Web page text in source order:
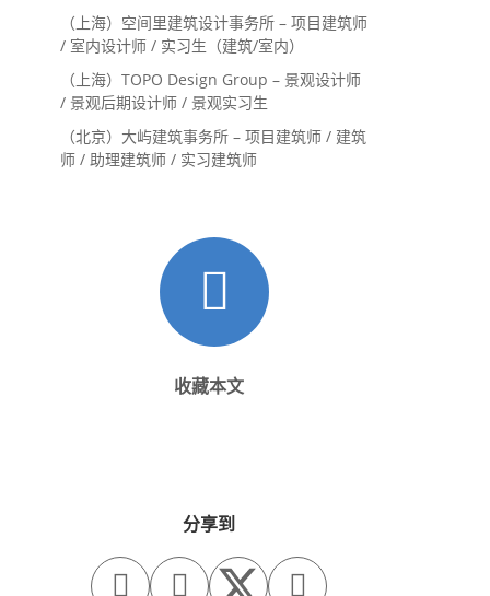
（上海）空间里建筑设计事务所 – 项目建筑师
/ 室内设计师 / 实习生（建筑/室内）
（上海）TOPO Design Group – 景观设计师
/ 景观后期设计师 / 景观实习生
（北京）大屿建筑事务所 – 项目建筑师 / 建筑
师 / 助理建筑师 / 实习建筑师
收藏本文
分享到
  